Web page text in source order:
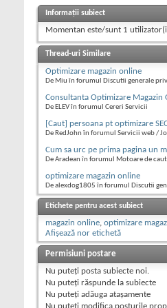
Informații subiect
Momentan este/sunt 1
Thread-uri Similare
Optimizare magazin online
De Miu în forumul Discutii generale
Consultanta Optimizare Magazin
De ELEV în forumul Cereri Servicii
[Caut] persoana pt optimizare
De RedJohn în forumul Servicii web /
Cum sa urc pe prima pagina un
De Aradean în forumul Motoare de
optimizare magazin online
De alexdog1805 în forumul Discutii
Etichete pentru acest subiect
magazin online, optimizare
Afișează nor etichetă
Permisiuni postare
Nu puteţi posta subiecte noi.
Nu puteţi răspunde la subiecte
Nu puteţi adăuga ataşamente